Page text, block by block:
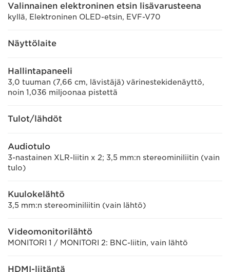
Valinnainen elektroninen etsin lisävarusteena
kyllä, Elektroninen OLED-etsin, EVF-V70
Näyttölaite
Hallintapaneeli
3,0 tuuman (7,66 cm, lävistäjä) värinestekidenäyttö,
noin 1,036 miljoonaa pistettä
Tulot/lähdöt
Audiotulo
3-nastainen XLR-liitin x 2; 3,5 mm:n stereominiliitin (vain
tulo)
Kuulokelähtö
3,5 mm:n stereominiliitin (vain lähtö)
Videomonitorilähtö
MONITORI 1 / MONITORI 2: BNC-liitin, vain lähtö
HDMI-liitäntä